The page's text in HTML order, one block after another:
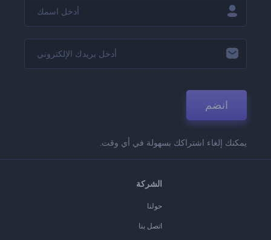
انضم
يمكنك إلغاء اشتراكك بسهولة في أي وقت.
الشركة
حولنا
اتصل بنا